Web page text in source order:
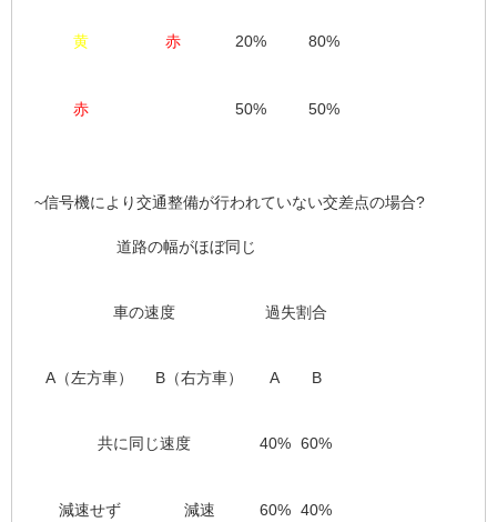
赤
黄 20% 80%
赤 50% 50%
~信号機により交通整備が行われていない交差点の場合?
道路の幅がほぼ同じ
車の速度 過失割合
A（左方車） B（右方車） A B
共に同じ速度 40% 60%
減速せず 減速 60% 40%